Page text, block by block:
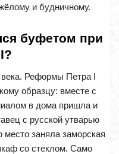
и будничному.
буфетом при
Реформы Петра I
образцу: вместе с
в дома пришла и
с русской утварью
место заняла заморская
со стеклом. Само